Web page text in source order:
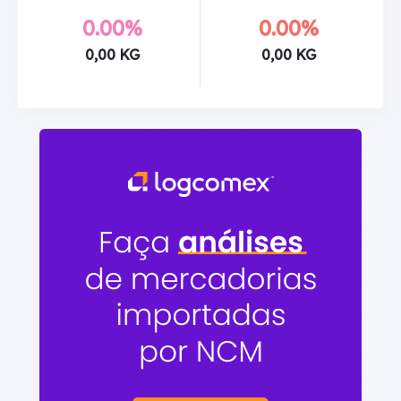
0.00%
0,00 KG
0.00%
0,00 KG